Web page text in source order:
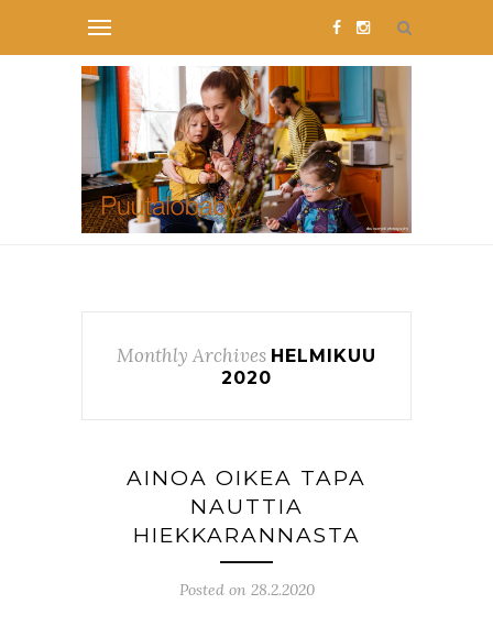
Monthly Archives HELMIKUU
2020
AINOA OIKEA TAPA
NAUTTIA
HIEKKARANNASTA
Posted on 28.2.2020